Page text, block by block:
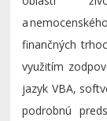
a
finančných
využitím
jazyk VBA,
podrobnú